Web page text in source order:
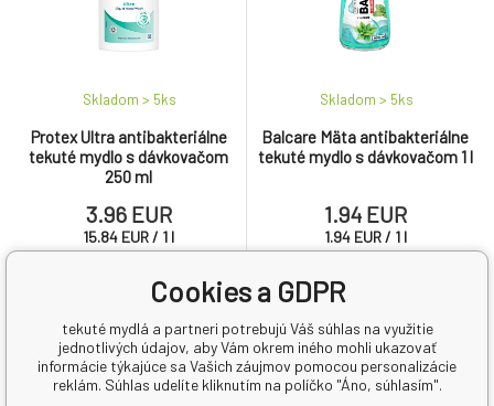
Protex Ultra antibakteriálne
tekuté mydlo s dávkovačom
250 ml
Skladom > 5ks
3.96 EUR
15.84 EUR/ 1 l
Protex Ultra antibakteriálne
tekuté mydlo s dávkovačom
250 ml je tekuté mydlo určené
na každodenné umývanie rúk.
Balcare Mäta antibakteriálne
tekuté mydlo s dávkovačom 1 l
Skladom > 5ks
1.94 EUR
1.94 EUR / 1 l
Balcare Mäta antibakteriálne je
tekuté mydlo určené pre
každodenné umývanie rúk.
Vďaka antibakteriálnym
zložkám pomáha účinne
odstraňovať nečistoty a
Cookies a GDPR
tekuté mydlá a partneri potrebujú Váš súhlas na využitie
jednotlivých údajov, aby Vám okrem iného mohli ukazovať
informácie týkajúce sa Vašich záujmov pomocou personalizácie
reklám. Súhlas udelíte kliknutím na políčko "Áno, súhlasím".